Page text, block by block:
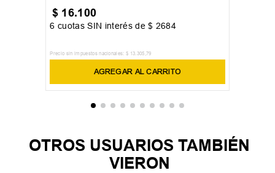
$ 16.100
6 cuotas SIN interés de$ 2684
Precio sin impuestos nacionales: $ 13.305 ,79
AGREGAR AL CARRITO
OTROS USUARIOS TAMBIÉN
VIERON